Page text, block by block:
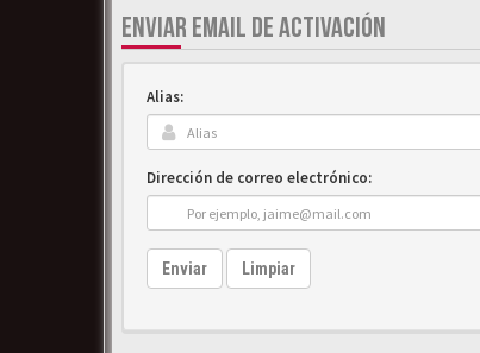
ENVIAR EMAIL DE ACTIVACIÓN
Alias:
Dirección de correo electrónico:
Enviar Limpiar